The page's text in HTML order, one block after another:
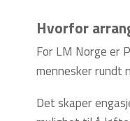
Hvorfor
For LM Norge er
mennesker rundt
Det skaper